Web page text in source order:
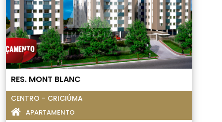
RES. MONT BLANC
CENTRO - CRICIÚMA
APARTAMENTO